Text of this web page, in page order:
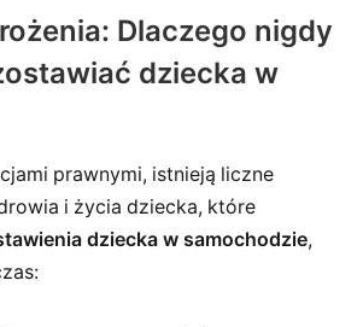
Dlaczego nigdy
dziecka w
prawnymi, istnieją liczne
i życia dziecka, które
dziecka w samochodzie,